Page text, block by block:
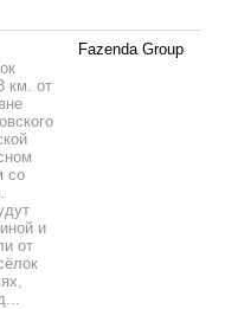
км. от
со
и
от
Fazenda Group